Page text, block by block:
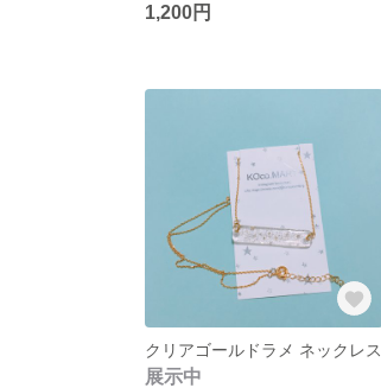
1,200円
クリアゴールドラメ ネックレス
展示中